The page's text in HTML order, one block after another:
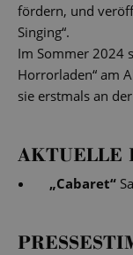
fördern, und
Singing“.
Im Sommer 2024
Horrorladen“ am
sie erstmals an
AKTUELLE
„Cabaret“